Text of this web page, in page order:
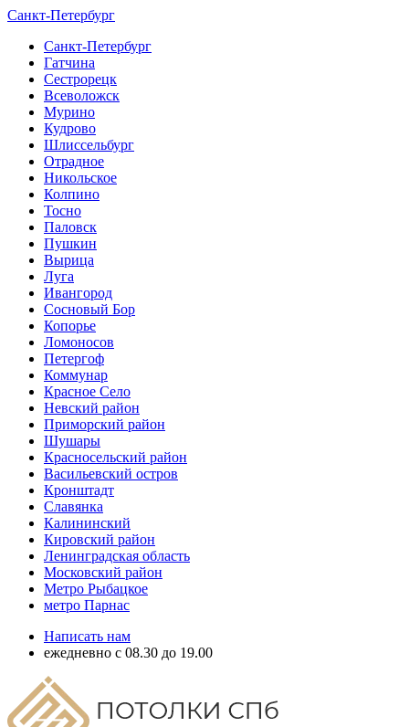
Санкт-Петербург
Санкт-Петербург
Гатчина
Сестрорецк
Всеволожск
Мурино
Кудрово
Шлиссельбург
Отрадное
Никольское
Колпино
Тосно
Паловск
Пушкин
Вырица
Луга
Ивангород
Сосновый Бор
Копорье
Ломоносов
Петергоф
Коммунар
Красное Село
Невский район
Приморский район
Шушары
Красносельский район
Васильевский остров
Кронштадт
Славянка
Калининский
Кировский район
Ленинградская область
Московский район
Метро Рыбацкое
метро Парнас
Написать нам
ежедневно с 08.30 до 19.00